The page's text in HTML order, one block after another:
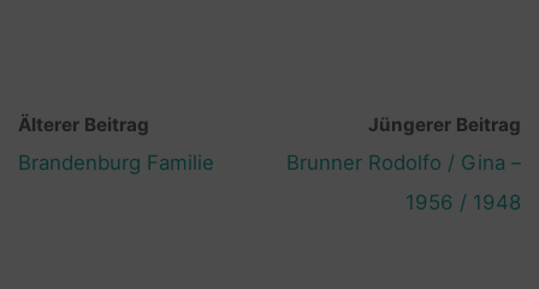
Älterer Beitrag
Brandenburg Familie
Jüngerer Beitrag
Brunner Rodolfo / Gina –
1956 / 1948